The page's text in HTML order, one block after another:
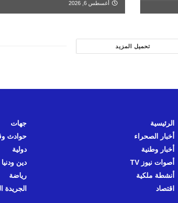
أغسطس 6, 2026
تحميل المزيد
الرئيسية
أخبار الصحراء
أخبار وطنية
أصوات نيوز TV
أنشطة ملكية
اقتصاد
جهات
حوادث
دولية
دين ودنيا
رياضة
الجريدة